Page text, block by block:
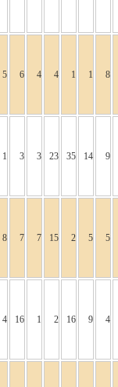
5 6 4 4 1 1 8
1 3 3 23 35 14 9
8 7 7 15 2 5 5
4 16 1 2 16 9 4